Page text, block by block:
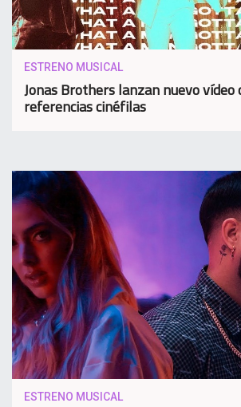
ESTRENO MUSICAL
Jonas Brothers lanzan nuevo vídeo
referencias cinéfilas
ESTRENO MUSICAL